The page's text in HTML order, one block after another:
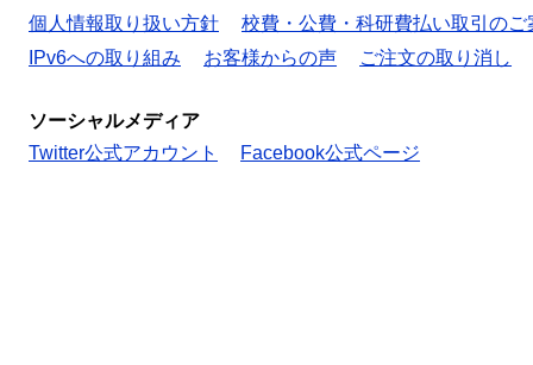
個人情報取り扱い方針
校費・公費・科研費払い取引のご
IPv6への取り組み
お客様からの声 ご注文の取り消し
ソーシャルメディア
Twitter公式アカウント
Facebook公式ページ